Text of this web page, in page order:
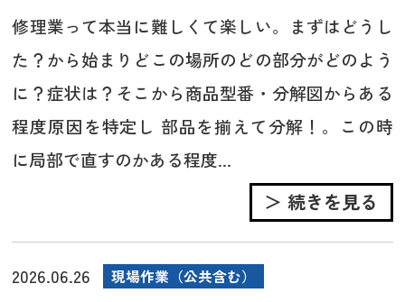
修理業って本当に難しくて楽しい。まずはどうし
た？から始まりどこの場所のどの部分がどのよう
に？症状は？そこから商品型番・分解図からある
程度原因を特定し 部品を揃えて分解！。この時
に局部で直すのかある程度...
＞ 続きを見る
2026.06.26 現場作業（公共含む）